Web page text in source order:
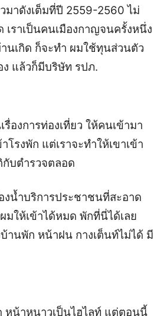
มาดังเต็มที่ปี 2559-2560 ไม่
เราเป็นคนเมืองกาญจนครั้งหนึ่ง
นเกิด ก็จะทำ ผมใช้ทุนส่วนตัว
แล้วก็มีบริษัท รปภ.
องการท่องเที่ยว ให้คนเข้ามา
รงพัก แต่เราจะทำให้เขาเข้า
กับตำรวจตลอด
งน้ำบริการประชาชนที่สะอาด
มให้เข้าได้หมด พักที่นี่ได้เลย
านพัก หน้าฝน กางเต็นท์ไม่ได้ มี
หน้าหนาวเป็นไฮไลท์ แต่ตอนนี้